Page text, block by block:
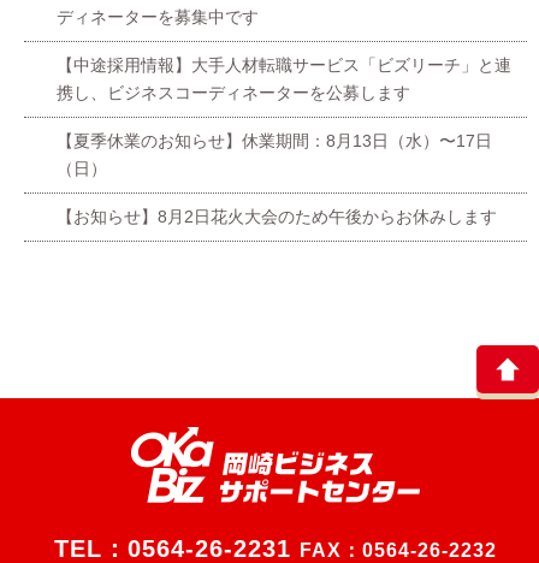
ディネーターを募集中です
【中途採用情報】大手人材転職サービス「ビズリーチ」と連
携し、ビジネスコーディネーターを公募します
【夏季休業のお知らせ】休業期間：8月13日（水）〜17日
（日）
【お知らせ】8月2日花火大会のため午後からお休みします
TEL： 0564-26-2231 FAX：0564-26-2232